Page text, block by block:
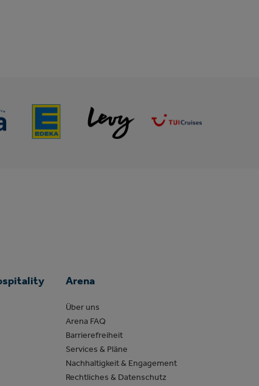
Arena
Über uns
Arena FAQ
Barrierefreiheit
Services & Pläne
Nachhaltigkeit & Engagement
Rechtliches & Datenschutz